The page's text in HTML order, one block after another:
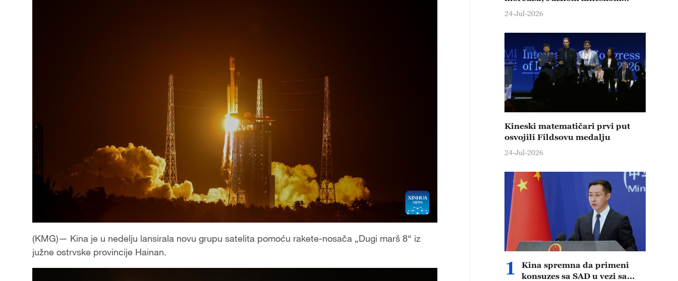
(KMG)— Kina je u nedelju lansirala novu grupu satelita pomoću rakete-nosača „Dugi marš 8“ iz
južne ostrvske provincije Hainan.
moru i takozvanoj „kineskoj
24-Jul-2026
Kineski matematičari prvi put
osvojili Fildsovu medalju
24-Jul-2026
1
Kina spremna da primeni
konsuzes sa SAD u vezi sa